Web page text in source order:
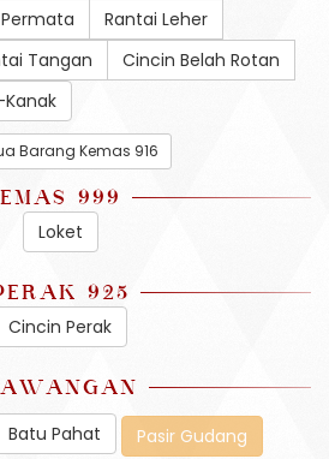
Rantai Leher
Tangan
Cincin Belah Rotan
Barang Kemas 916
EMAS 999
Loket
925
Cincin Perak
Batu Pahat
Pasir Gudang